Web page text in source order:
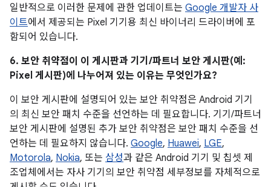
일반적으로 이러한 문제에 관한 업데이트는 Google 개발자 사
이트에서 제공되는 Pixel 기기용 최신 바이너리 드라이버에 포
함되어 있습니다.
6. 보안 취약점이 이 게시판과 기기/파트너 보안 게시판(예:
Pixel 게시판)에 나누어져 있는 이유는 무엇인가요?
이 보안 게시판에 설명되어 있는 보안 취약점은 Android 기기
의 최신 보안 패치 수준을 선언하는 데 필요합니다. 기기/파트너
보안 게시판에 설명된 추가 보안 취약점은 보안 패치 수준을 선
언하는 데 필요하지 않습니다. Google, Huawei, LGE,
Motorola, Nokia, 또는 삼성과 같은 Android 기기 및 칩셋 제
조업체에서는 자사 기기의 보안 취약점 세부정보를 자체적으로